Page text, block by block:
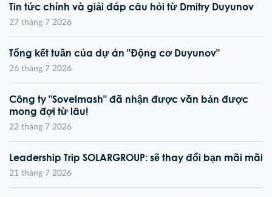
Tin tức chính và giải đáp câu hỏi từ Dmitry Duyunov
27 tháng 7 2026
Tổng kết tuần của dự án "Động cơ Duyunov"
26 tháng 7 2026
Công ty "Sovelmash" đã nhận được văn bản được
mong đợi từ lâu!
22 tháng 7 2026
Leadership Trip SOLARGROUP: sẽ thay đổi bạn mãi mãi
21 tháng 7 2026